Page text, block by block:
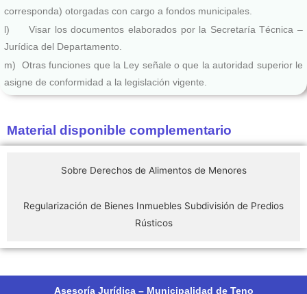
corresponda) otorgadas con cargo a fondos municipales.
l) Visar los documentos elaborados por la Secretaría Técnica –
Jurídica del Departamento.
m) Otras funciones que la Ley señale o que la autoridad superior le
asigne de conformidad a la legislación vigente.
Material disponible complementario
Sobre Derechos de Alimentos de Menores
Regularización de Bienes Inmuebles Subdivisión de Predios
Rústicos
Asesoría Jurídica – Municipalidad de Teno